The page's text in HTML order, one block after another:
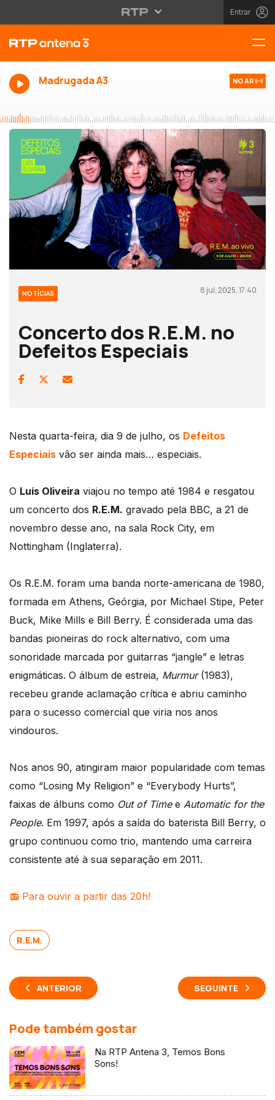
Entrar
Madrugada A3 NO AR
NOTÍCIAS 8 jul, 2025, 17:40
Concerto dos R.E.M. no
Defeitos Especiais
Nesta quarta-feira, dia 9 de julho, os Defeitos
Especiais vão ser ainda mais… especiais.
O Luís Oliveira viajou no tempo até 1984 e resgatou
um concerto dos R.E.M. gravado pela BBC, a 21 de
novembro desse ano, na sala Rock City, em
Nottingham (Inglaterra).
Os R.E.M. foram uma banda norte-americana de 1980,
formada em Athens, Geórgia, por Michael Stipe, Peter
Buck, Mike Mills e Bill Berry. É considerada uma das
bandas pioneiras do rock alternativo, com uma
sonoridade marcada por guitarras “jangle” e letras
enigmáticas. O álbum de estreia, Murmur(1983),
recebeu grande aclamação crítica e abriu caminho
para o sucesso comercial que viria nos anos
vindouros.
Nos anos 90, atingiram maior popularidade com temas
como “Losing My Religion” e “Everybody Hurts”,
faixas de álbuns como Out of Timee Automatic for the
People. Em 1997, após a saída do baterista Bill Berry, o
grupo continuou como trio, mantendo uma carreira
consistente até à sua separação em 2011.
📻 Para ouvir a partir das 20h!
R.E.M.
ANTERIOR SEGUINTE
Pode também gostar
Na RTP Antena 3, Temos Bons
Sons!